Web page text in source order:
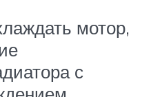
мотор,
с